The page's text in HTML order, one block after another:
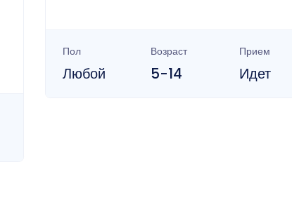
Пол
Любой
Возраст
5-14
Прием
Идет